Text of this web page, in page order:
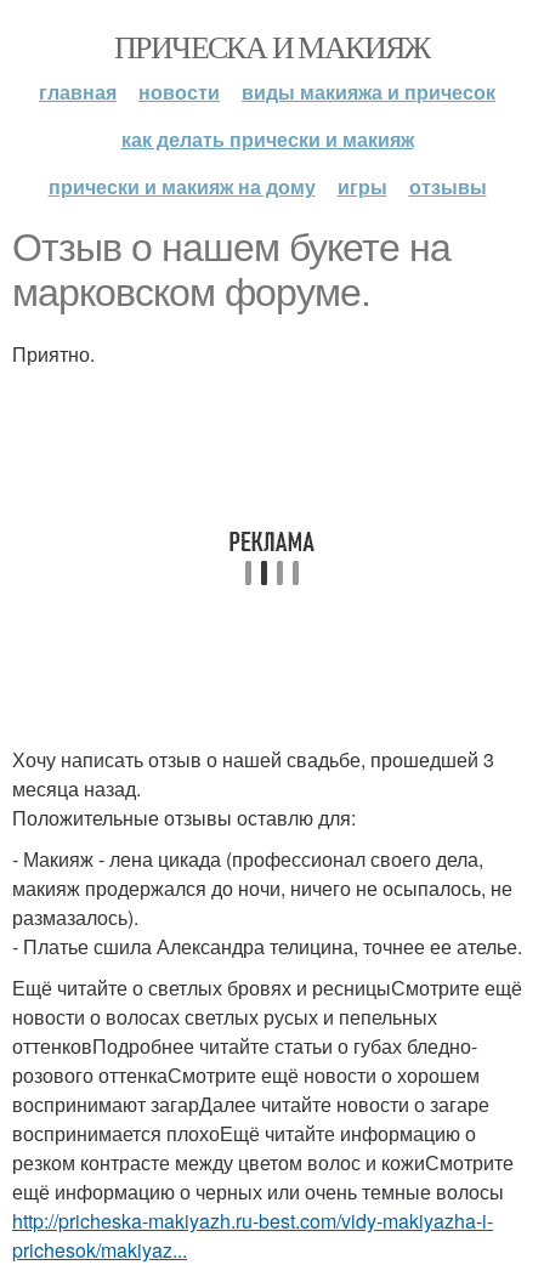
ПРИЧЕСКА И МАКИЯЖ
главная новости
виды макияжа и причесок
как делать прически и макияж
прически и макияж на дому
игры отзывы
Отзыв о нашем букете на
марковском форуме.
Приятно.
Хочу написать отзыв о нашей свадьбе, прошедшей 3
месяца назад.
Положительные отзывы оставлю для:
- Макияж - лена цикада (профессионал своего дела,
макияж продержался до ночи, ничего не осыпалось, не
размазалось).
- Платье сшила Александра телицина, точнее ее ателье.
Ещё читайте о светлых бровях и ресницыСмотрите ещё
новости о волосах светлых русых и пепельных
оттенковПодробнее читайте статьи о губах бледно-
розового оттенкаСмотрите ещё новости о хорошем
воспринимают загарДалее читайте новости о загаре
воспринимается плохоЕщё читайте информацию о
резком контрасте между цветом волос и кожиСмотрите
ещё информацию о черных или очень темные волосы
http://pricheska-makiyazh.ru-best.com/vidy-makiyazha-i-
prichesok/makiyaz...